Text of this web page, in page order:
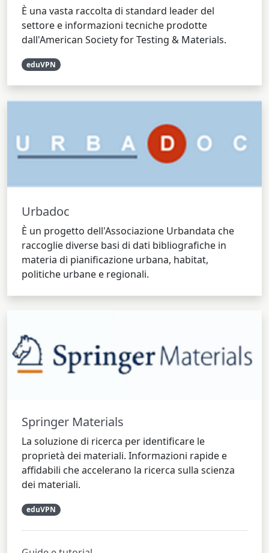
È una vasta raccolta di standard leader del
settore e informazioni tecniche prodotte
dall'American Society for Testing & Materials.
eduVPN
Urbadoc
È un progetto dell'Associazione Urbandata che
raccoglie diverse basi di dati bibliografiche in
materia di pianificazione urbana, habitat,
politiche urbane e regionali.
Springer Materials
La soluzione di ricerca per identificare le
proprietà dei materiali. Informazioni rapide e
affidabili che accelerano la ricerca sulla scienza
dei materiali.
eduVPN